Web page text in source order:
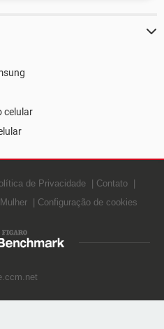
celular
de Privacidade
Contato
Configuração de cookies